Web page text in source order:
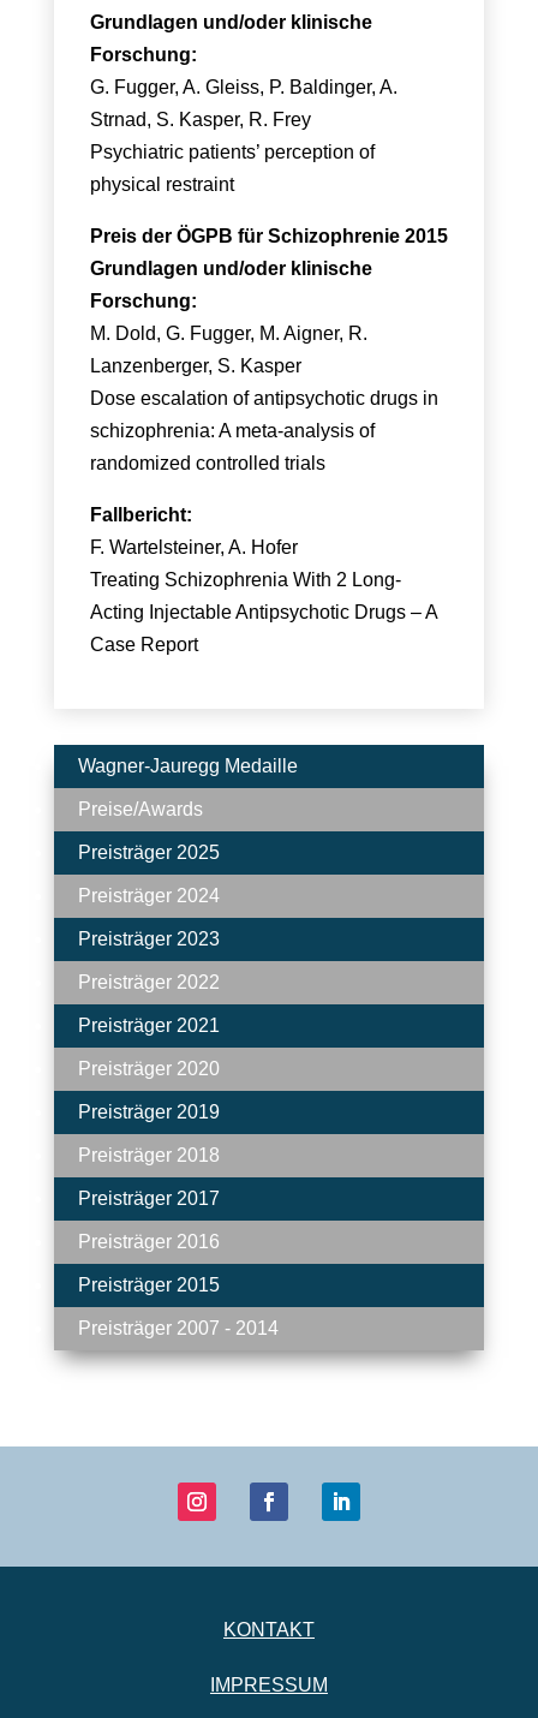
Grundlagen und/oder klinische
Forschung:
G. Fugger, A. Gleiss, P. Baldinger, A.
Strnad, S. Kasper, R. Frey
Psychiatric patients’ perception of
physical restraint
Preis der ÖGPB für Schizophrenie 2015
Grundlagen und/oder klinische
Forschung:
M. Dold, G. Fugger, M. Aigner, R.
Lanzenberger, S. Kasper
Dose escalation of antipsychotic drugs in
schizophrenia: A meta-analysis of
randomized controlled trials
Fallbericht:
F. Wartelsteiner, A. Hofer
Treating Schizophrenia With 2 Long-
Acting Injectable Antipsychotic Drugs – A
Case Report
Wagner-Jauregg Medaille
Preise/Awards
Preisträger 2025
Preisträger 2024
Preisträger 2023
Preisträger 2022
Preisträger 2021
Preisträger 2020
Preisträger 2019
Preisträger 2018
Preisträger 2017
Preisträger 2016
Preisträger 2015
Preisträger 2007 - 2014
KONTAKT
IMPRESSUM